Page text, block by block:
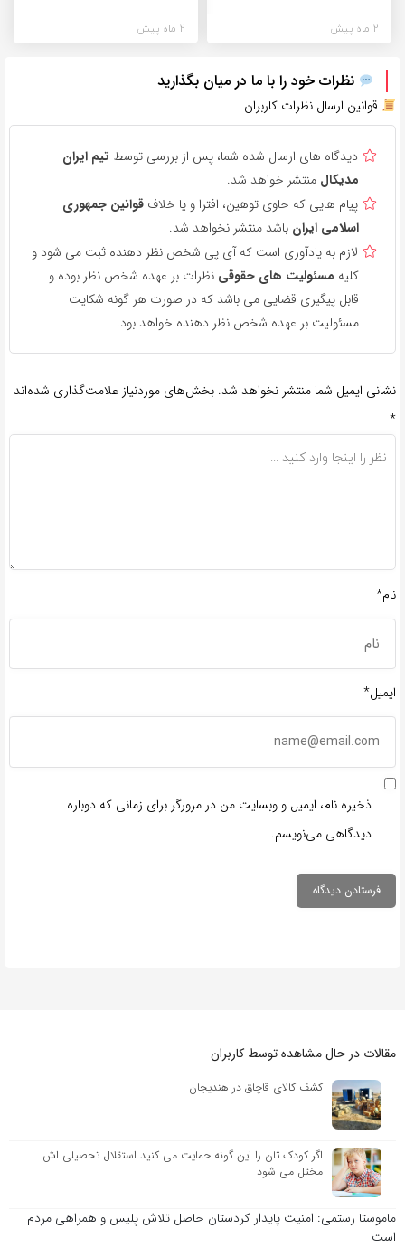
2 ماه پیش 2 ماه پیش
نظرات خود را با ما در میان بگذارید
قوانین ارسال نظرات کاربران
دیدگاه های ارسال شده شما، پس از بررسی توسط تیم ایران
مدیکال منتشر خواهد شد.
پیام هایی که حاوی توهین، افترا و یا خلاف قوانین جمهوری
اسلامی ایران باشد منتشر نخواهد شد.
لازم به یادآوری است که آی پی شخص نظر دهنده ثبت می شود و
کلیه مسئولیت های حقوقی نظرات بر عهده شخص نظر بوده و
قابل پیگیری قضایی می باشد که در صورت هر گونه شکایت
مسئولیت بر عهده شخص نظر دهنده خواهد بود.
نشانی ایمیل شما منتشر نخواهد شد. بخش‌های موردنیاز علامت‌گذاری شده‌اند
*
نام*
ایمیل*
ذخیره نام، ایمیل و وبسایت من در مرورگر برای زمانی که دوباره
دیدگاهی می‌نویسم.
مقالات در حال مشاهده توسط کاربران
کشف کالای قاچاق در هندیجان
اگر کودک تان را این گونه حمایت می کنید استقلال تحصیلی اش
مختل می شود
ماموستا رستمی: امنیت پایدار کردستان حاصل تلاش پلیس و همراهی مردم
است